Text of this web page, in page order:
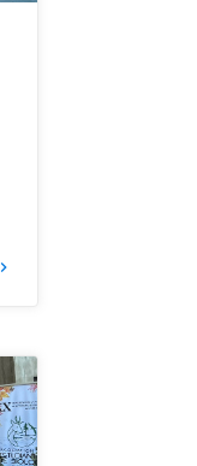
keyboard_arrow_right